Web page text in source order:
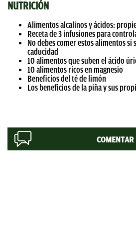
NUTRICIÓN
Alimentos alcalinos y ácidos:
Receta de 3 infusiones para
No debes comer estos alimentos si
caducidad
10 alimentos que suben el ácido
10 alimentos ricos en magnesio
Beneficios del té de limón
Los beneficios de la piña y sus
COMENTAR